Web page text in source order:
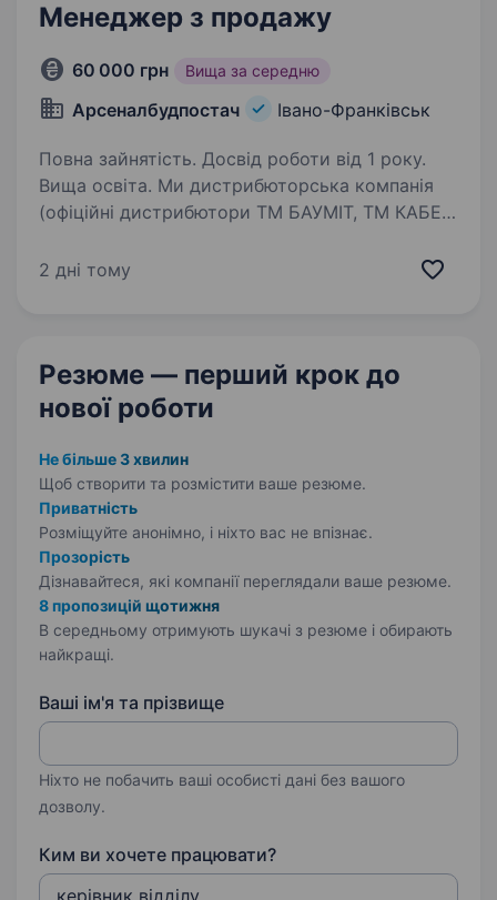
Менеджер з продажу
60 000 грн Вища за середню
Арсеналбудпостач Івано-Франківськ
Повна зайнятість. Досвід роботи від 1 року.
Вища освіта. Ми дистрибюторська компанія
(офіційні дистрибютори ТМ БАУМІТ, ТМ КАБЕ)
Франківську та офісом, а незабаром і
2 дні тому
Резюме — перший крок до
нової роботи
Не більше 3 хвилин
Щоб створити та розмістити ваше резюме.
Приватність
Розміщуйте анонімно, і ніхто вас не впізнає.
Прозорість
Дізнавайтеся, які компанії переглядали ваше резюме.
8 пропозицій щотижня
В середньому отримують шукачі з резюме і обирають
найкращі.
Ваші ім'я та прізвище
Ніхто не побачить ваші особисті дані без вашого
дозволу.
Ким ви хочете працювати?